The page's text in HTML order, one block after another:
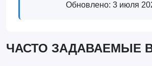
Обновлено: 3 июля
ЧАСТО ЗАДАВАЕМЫЕ